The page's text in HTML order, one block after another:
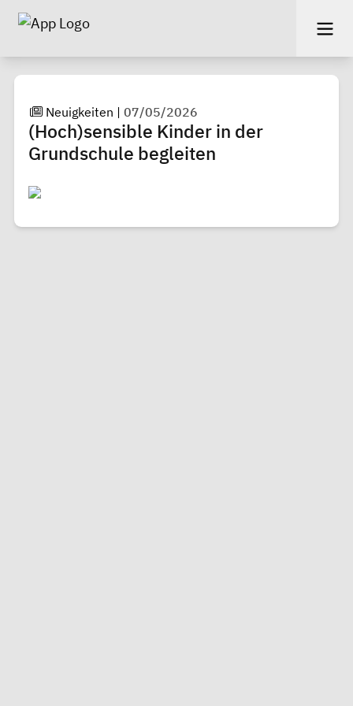
Neuigkeiten |07/05/2026
(Hoch)sensible Kinder in der
Grundschule begleiten